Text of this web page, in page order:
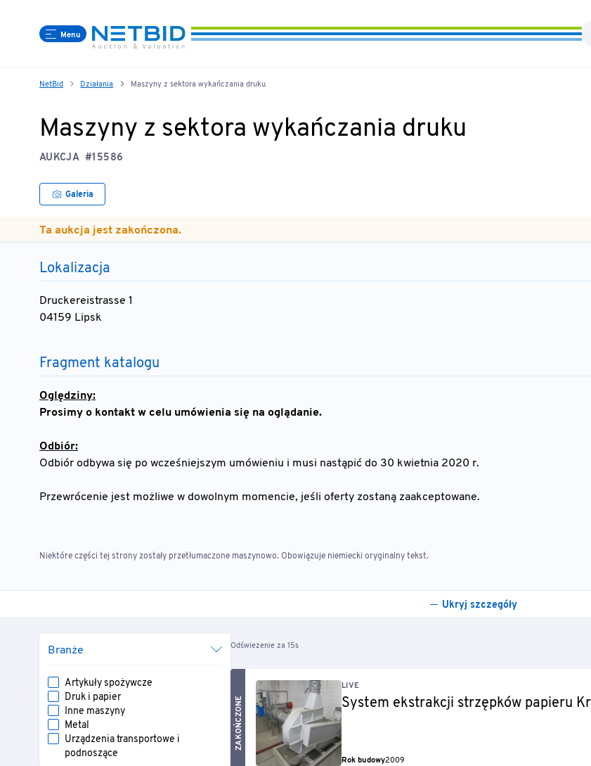
Menu
NetBid Działania Maszyny z sektora wykańczania druku
Maszyny z sektora wykańczania druku
AUKCJA #15586
Galeria
Ta aukcja jest zakończona.
Lokalizacja
Druckereistrasse 1
04159 Lipsk
Fragment katalogu
Oględziny:
Prosimy o kontakt w celu umówienia się na oglądanie.
Odbiór:
Odbiór odbywa się po wcześniejszym umówieniu i musi nastąpić do 30 kwietnia 2020 r.
Przewrócenie jest możliwe w dowolnym momencie, jeśli oferty zostaną zaakceptowane.
Niektóre części tej strony zostały przetłumaczone maszynowo. Obowiązuje niemiecki oryginalny tekst.
Ukryj szczegóły
Branże
Artykuły spożywcze
Druk i papier
Inne maszyny
Metal
Urządzenia transportowe i
podnoszące
Odświeżenie za 15s
ZAKOŃCZONE
LIVE
System ekstrakcji strzępków papieru
Rok budowy2009